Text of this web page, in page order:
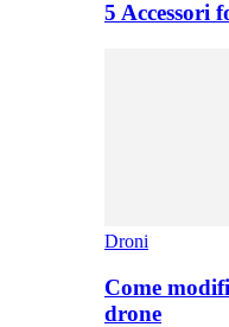
5 Accessori
Droni
Come
drone